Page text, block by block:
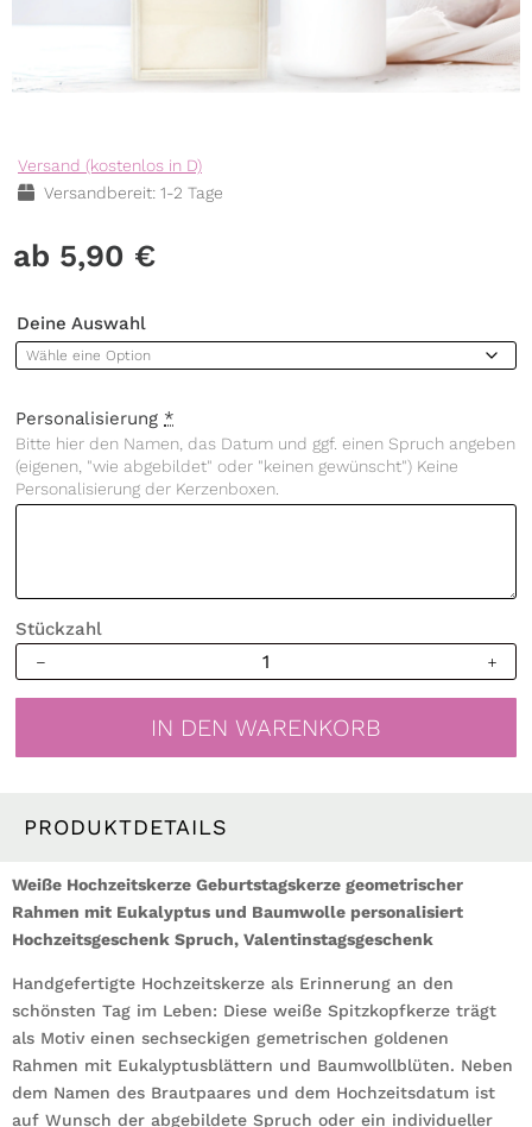
Versand (kostenlos in D)
Versandbereit: 1-2 Tage
5,90 €
Deine Auswahl
Personalisierung *
Bitte hier den Namen, das Datum und ggf. einen Spruch angeben
(eigenen, "wie abgebildet" oder "keinen gewünscht") Keine
Personalisierung der Kerzenboxen.
Stückzahl
Hochzeitskerze
Eukalyptus
Hochzeitsgeschenk
Spruch,
Valentinstagsgeschenk
IN DEN WARENKORB
PRODUKTDETAILS
Weiße Hochzeitskerze Geburtstagskerze geometrischer
Rahmen mit Eukalyptus und Baumwolle personalisiert
Hochzeitsgeschenk Spruch, Valentinstagsgeschenk
Handgefertigte Hochzeitskerze als Erinnerung an den
schönsten Tag im Leben: Diese weiße Spitzkopfkerze trägt
als Motiv einen sechseckigen gemetrischen goldenen
Rahmen mit Eukalyptusblättern und Baumwollblüten. Neben
dem Namen des Brautpaares und dem Hochzeitsdatum ist
auf Wunsch der abgebildete Spruch oder ein individueller